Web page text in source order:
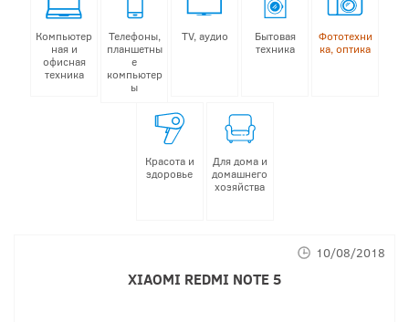
Компьютер
ная и
офисная
техника
Телефоны,
планшетны
е
компьютер
ы
TV, аудио
Бытовая
техника
Фототехни
ка, оптика
Красота и
здоровье
Для дома и
домашнего
хозяйства
XIAOMI REDMI NOTE5
10/08/2018